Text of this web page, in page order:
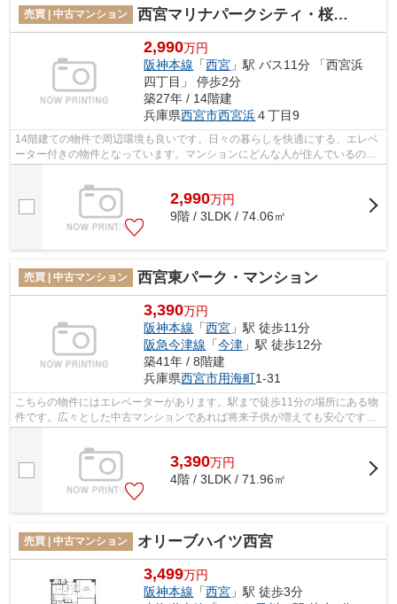
売買 | 中古マンション 西宮マリナパークシティ・桜のまち５番館
2,990万円
阪神本線 「西宮 」駅 バス11分 「西宮浜
四丁目」 停歩2分
築27年 / 14階建
兵庫県西宮市西宮浜４丁目9
14階建ての物件で周辺環境も良いです。日々の暮らしを快適にする、エレベ
ーター付きの物件となっています。マンションにどんな人が住んでいるのか
も中古マンションなら事前に知れます...
2,990万円
9階 / 3LDK / 74.06㎡
売買 | 中古マンション 西宮東パーク・マンション
3,390万円
阪神本線 「西宮 」駅 徒歩11分
阪急今津線 「今津 」駅 徒歩12分
築41年 / 8階建
兵庫県西宮市用海町1-31
こちらの物件にはエレベーターがあります。駅まで徒歩11分の場所にある物
件です。広々とした中古マンションであれば将来子供が増えても安心です。
3,390万円
4階 / 3LDK / 71.96㎡
売買 | 中古マンション オリーブハイツ西宮
3,499万円
阪神本線 「西宮 」駅 徒歩3分